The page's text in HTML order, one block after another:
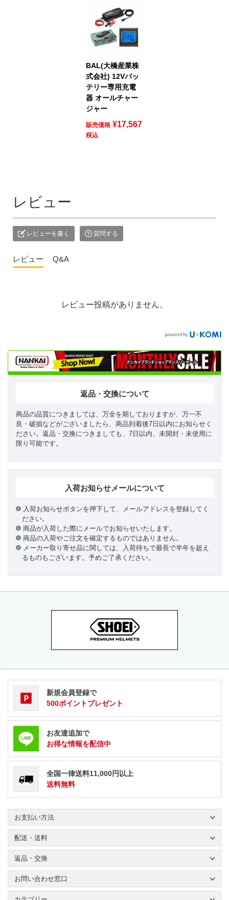
BAL(大橋産業株
式会社) 12Vバッ
テリー専用充電
器 オールチャー
ジャー
販売価格 ¥17,567
税込
レビュー
レビューを書く 質問する
レビュー Q&A
レビュー投稿がありません。
返品・交換について
商品の品質につきましては、万全を期しておりますが、万一不
良・破損などがございましたら、商品到着後7日以内にお知らせく
ださい。返品・交換につきましても、7日以内、未開封・未使用に
限り可能です。
入荷お知らせメールについて
入荷お知らせボタンを押下して、メールアドレスを登録してく
ださい。
商品が入荷した際にメールでお知らせいたします。
商品の入荷やご注文を確定するものではありません。
メーカー取り寄せ品に関しては、入荷待ちで最長で半年を超え
るものもございます。予めご了承ください。
新規会員登録で
500ポイントプレゼント
お友達追加で
お得な情報を配信中
全国一律送料11,000円以上
送料無料
お支払い方法
配送・送料
返品・交換
お問い合わせ窓口